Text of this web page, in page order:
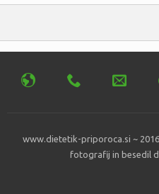
www.dietetik-priporoca.si ~
fotografij in besedil